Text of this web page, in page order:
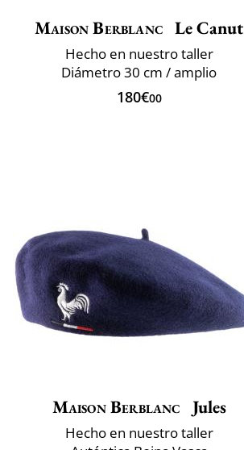
Maison Berblanc Le Canut
Hecho en nuestro taller
Diámetro 30 cm / amplio
180€00
Maison Berblanc Jules
Hecho en nuestro taller